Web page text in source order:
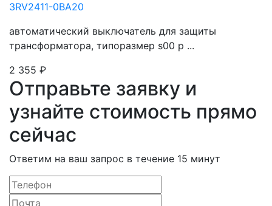
3RV2411-0BA20
автоматический выключатель для защиты
трансформатора, типоразмер s00 р ...
2 355 ₽
Отправьте заявку и
узнайте стоимость прямо
сейчас
Ответим на ваш запрос в течение 15 минут